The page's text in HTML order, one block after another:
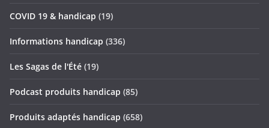
COVID 19 & handicap (19)
Informations handicap (336)
Les Sagas de l'Été (19)
Podcast produits handicap (85)
Produits adaptés handicap (658)